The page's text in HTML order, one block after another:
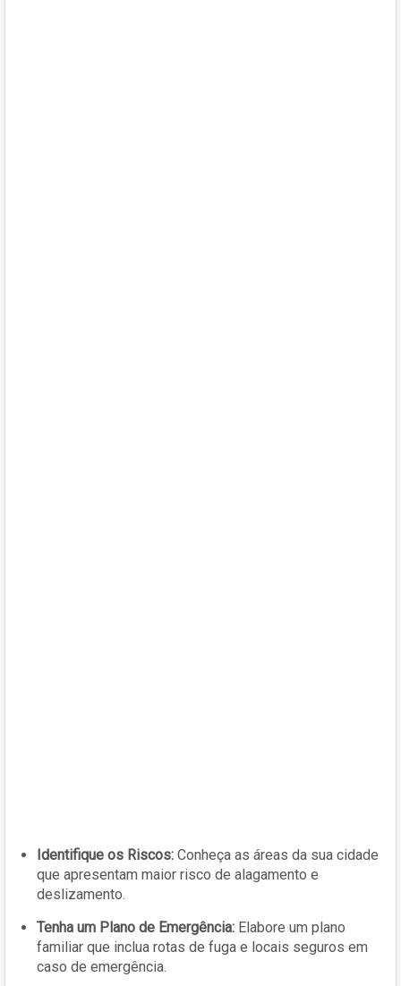
Identifique os Riscos: Conheça as áreas da sua cidade
que apresentam maior risco de alagamento e
deslizamento.
Tenha um Plano de Emergência: Elabore um plano
familiar que inclua rotas de fuga e locais seguros em
caso de emergência.